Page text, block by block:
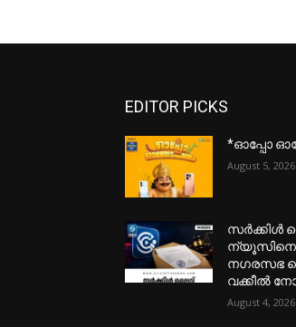
EDITOR PICKS
*ഓപ്പോ
August 5,
സർക്കിൾ
നഗരസഭ
വക്കീൽ
August 4,